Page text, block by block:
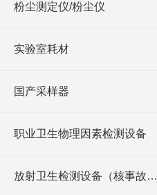
粉尘测定仪/粉尘仪
实验室耗材
国产采样器
职业卫生物理因素检测设备
放射卫生检测设备（核事故与放射医学）